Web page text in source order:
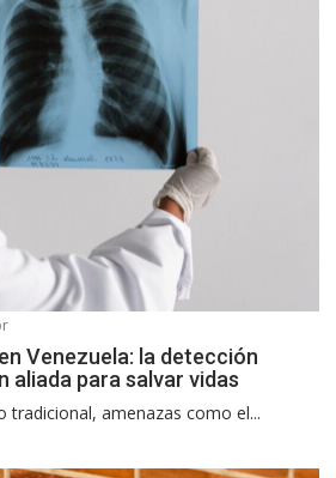
Venezuela: la detección
aliada para salvar vidas
amenazas como el...